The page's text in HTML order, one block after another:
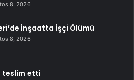
8, 2026
İnşaatta İşçi Ölümü
8, 2026
teslim etti